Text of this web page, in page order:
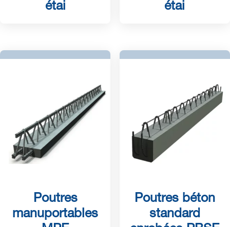
étai
étai
Poutres
manuportables
Poutres béton
standard